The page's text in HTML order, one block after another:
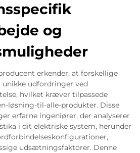
og
erkender, at forskellige
udfordringer ved
hvilket kræver tilpassede
løsning-til-alle-produkter. Disse
erfarne ingeniører, der analyserer
i dit elektriske system, herunder
udsætningsfaktorer. Denne